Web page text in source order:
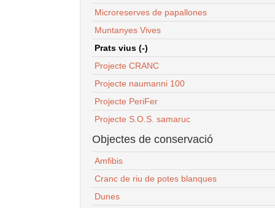
Microreserves de papallones
Muntanyes Vives
Prats vius (-)
Projecte CRANC
Projecte naumanni 100
Projecte PeriFer
Projecte S.O.S. samaruc
Objectes de conservació
Amfibis
Cranc de riu de potes blanques
Dunes